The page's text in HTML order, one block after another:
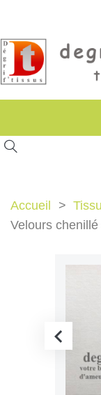
Accueil
Velours